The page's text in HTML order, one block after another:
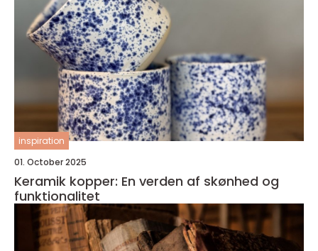
inspiration
01. October 2025
Keramik kopper: En verden af skønhed og
funktionalitet